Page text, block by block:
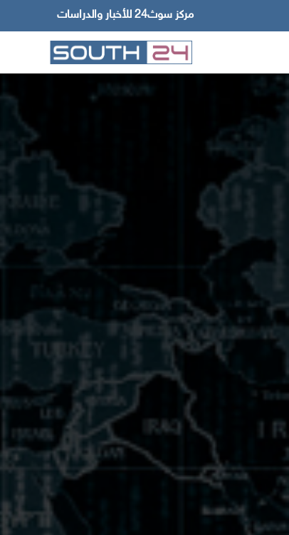
مركز سوث24 للأخبار والدراسات